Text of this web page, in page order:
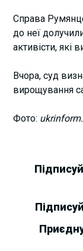
Справа
до неї
активісти, які
Вчора, суд
вирощування
Фото: